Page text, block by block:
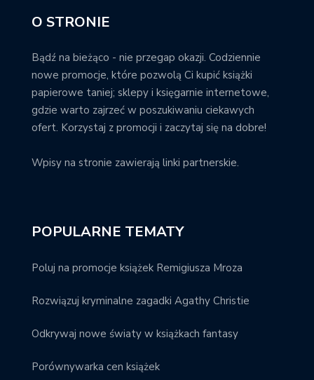
O STRONIE
Bądź na bieżąco - nie przegap okazji. Codziennie
nowe promocje, które pozwolą Ci kupić książki
papierowe taniej; sklepy i księgarnie internetowe,
gdzie warto zajrzeć w poszukiwaniu ciekawych
ofert. Korzystaj z promocji i zaczytaj się na dobre!
Wpisy na stronie zawierają linki partnerskie.
POPULARNE TEMATY
Poluj na promocje książek Remigiusza Mroza
Rozwiązuj kryminalne zagadki Agathy Christie
Odkrywaj nowe światy w książkach fantasy
Porównywarka cen książek